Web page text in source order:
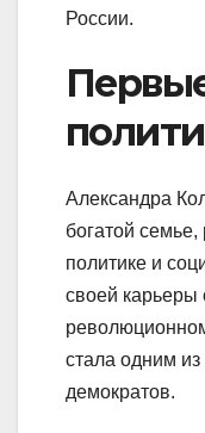
России.
Александра
богатой
политике и
своей карьеры
стала одним
демократов.